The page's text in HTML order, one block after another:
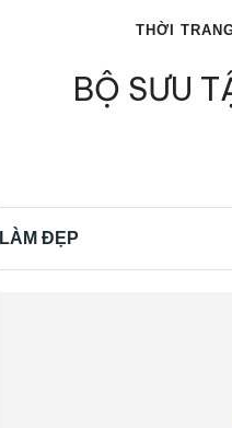
THỜI
BỘ SƯU
LÀM ĐẸP